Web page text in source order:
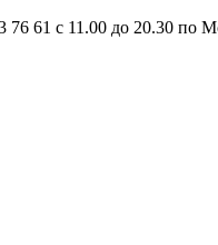
76 61 c 11.00 до 20.30